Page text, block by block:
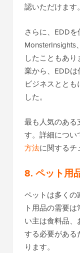
認いただけます。
さらに、EDDを
したこともあ
業から、EDDは
ビジネスとと
した。
最も人気のある
す。詳細につい
方法に関するチ
8. ペット用
ペットは多くの
ト用品の需要
い主は食料品
する必要がある
ります。